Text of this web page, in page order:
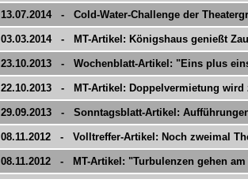
13.07.2014 - Cold-Water-Challenge der
03.03.2014 - MT-Artikel: Königshaus genießt
23.10.2013 - Wochenblatt-Artikel: "Eins plus
22.10.2013 - MT-Artikel: Doppelvermietung wird
29.09.2013 - Sonntagsblatt-Artikel:
08.11.2012 - Volltreffer-Artikel: Noch zweimal
08.11.2012 - MT-Artikel: "Turbulenzen gehen am